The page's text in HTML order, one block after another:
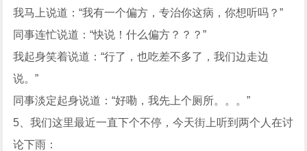
我马上说道：“我有一个偏方，专治你这病，你想听吗？”
同事连忙说道：“快说！什么偏方？？？”
我起身笑着说道：“行了，也吃差不多了，我们边走边
说。”
同事淡定起身说道：“好嘞，我先上个厕所。。。”
5、我们这里最近一直下个不停，今天街上听到两个人在讨
论下雨：